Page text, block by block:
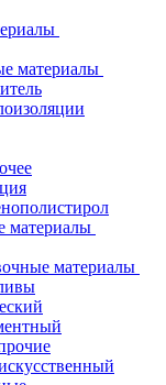
материалы
материалы
материалы